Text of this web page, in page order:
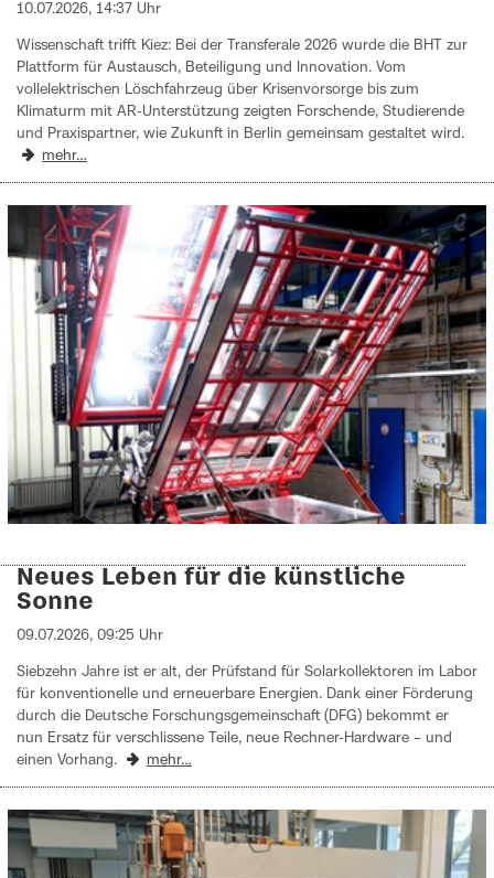
10.07.2026, 14:37 Uhr
Wissenschaft trifft Kiez: Bei der Transferale 2026 wurde die BHT zur
Plattform für Austausch, Beteiligung und Innovation. Vom
vollelektrischen Löschfahrzeug über Krisenvorsorge bis zum
Klimaturm mit AR-Unterstützung zeigten Forschende, Studierende
und Praxispartner, wie Zukunft in Berlin gemeinsam gestaltet wird.
mehr…
Neues Leben für die künstliche
Sonne
09.07.2026, 09:25 Uhr
Siebzehn Jahre ist er alt, der Prüfstand für Solarkollektoren im Labor
für konventionelle und erneuerbare Energien. Dank einer Förderung
durch die Deutsche Forschungsgemeinschaft (DFG) bekommt er
nun Ersatz für verschlissene Teile, neue Rechner-Hardware – und
einen Vorhang.
mehr…